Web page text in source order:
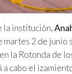
la institución,
martes 2 de junio
la Rotonda de
cabo el